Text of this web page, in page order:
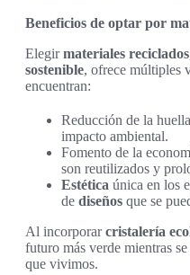
Beneficios de optar por
Elegirmateriales reciclados
sostenible, ofrece múltiples
encuentran:
Reducción de la
impacto ambiental.
Fomento de la
son reutilizados y
Estética única en los
de diseños que se
Al incorporarcristalería
futuro más verde mientras
que vivimos.